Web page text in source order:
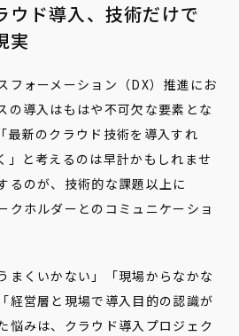
ウド導入、技術だけで
実
フォーメーション（DX）推進にお
の導入はもはや不可欠な要素とな
最新のクラウド技術を導入すれ
」と考えるのは早計かもしれませ
るのが、技術的な課題以上に
クホルダーとのコミュニケーショ
まくいかない」「現場からなかな
経営層と現場で導入目的の認識が
みは、クラウド導入プロジェク